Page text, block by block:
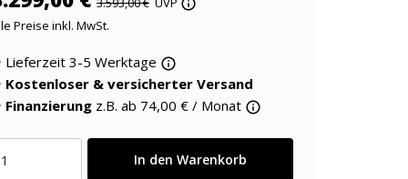
Preise inkl. MwSt.
Lieferzeit 3-5 Werktage
Kostenloser & versicherter Versand
Finanzierung z.B. ab 74,00 € / Monat
In den Warenkorb